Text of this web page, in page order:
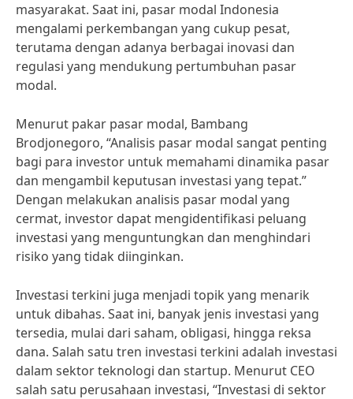
masyarakat. Saat ini, pasar modal Indonesia
mengalami perkembangan yang cukup pesat,
terutama dengan adanya berbagai inovasi dan
regulasi yang mendukung pertumbuhan pasar
modal.
Menurut pakar pasar modal, Bambang
Brodjonegoro, “Analisis pasar modal sangat penting
bagi para investor untuk memahami dinamika pasar
dan mengambil keputusan investasi yang tepat.”
Dengan melakukan analisis pasar modal yang
cermat, investor dapat mengidentifikasi peluang
investasi yang menguntungkan dan menghindari
risiko yang tidak diinginkan.
Investasi terkini juga menjadi topik yang menarik
untuk dibahas. Saat ini, banyak jenis investasi yang
tersedia, mulai dari saham, obligasi, hingga reksa
dana. Salah satu tren investasi terkini adalah investasi
dalam sektor teknologi dan startup. Menurut CEO
salah satu perusahaan investasi, “Investasi di sektor